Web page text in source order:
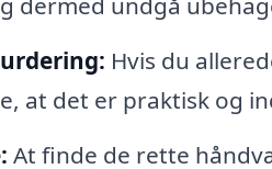
Hvis du
at det er praktisk og
At finde de rette